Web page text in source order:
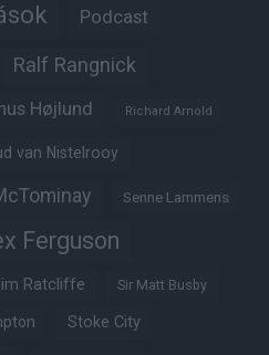
Podcast
Ralf Rangnick
Højlund Richard Arnold
van Nistelrooy
Senne Lammens
Ferguson
Ratcliffe Sir Matt Busby
Stoke City